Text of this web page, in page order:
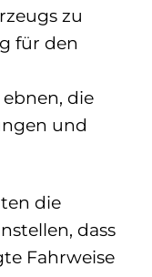
zu
für den
die
und
die
dass
Fahrweise